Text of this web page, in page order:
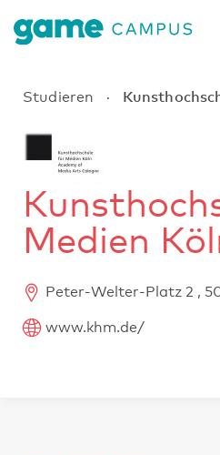
Studieren ·
Medien
Peter-Welter-Platz 2 ,
www.khm.de/